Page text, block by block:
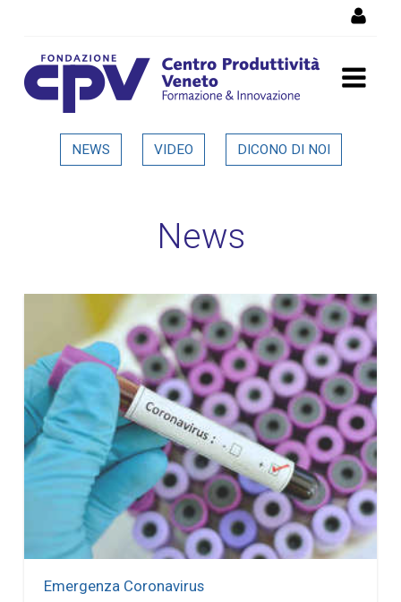
Dettaglio in evidenza
NEWS VIDEO DICONO DI NOI
News
Emergenza Coronavirus